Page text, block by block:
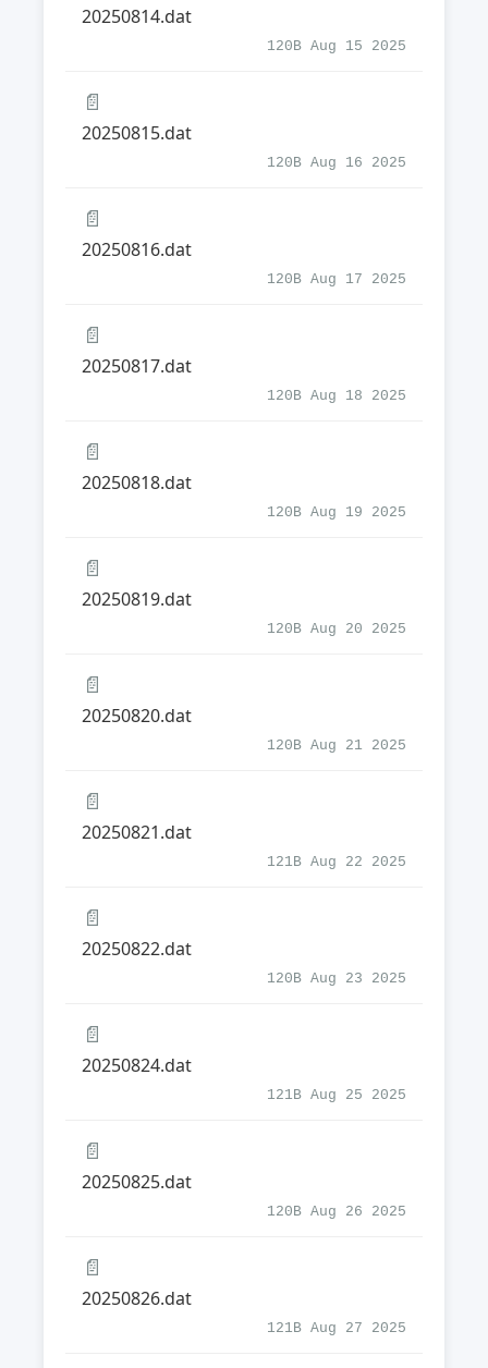
20250814.dat
120B Aug 15 2025
📄
20250815.dat
120B Aug 16 2025
📄
20250816.dat
120B Aug 17 2025
📄
20250817.dat
120B Aug 18 2025
📄
20250818.dat
120B Aug 19 2025
📄
20250819.dat
120B Aug 20 2025
📄
20250820.dat
120B Aug 21 2025
📄
20250821.dat
121B Aug 22 2025
📄
20250822.dat
120B Aug 23 2025
📄
20250824.dat
121B Aug 25 2025
📄
20250825.dat
120B Aug 26 2025
📄
20250826.dat
121B Aug 27 2025